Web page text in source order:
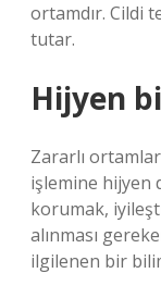
ortamdır. Cildi
tutar.
Hijyen
Zararlı
işlemine hijyen
korumak,
alınması
ilgilenen bir